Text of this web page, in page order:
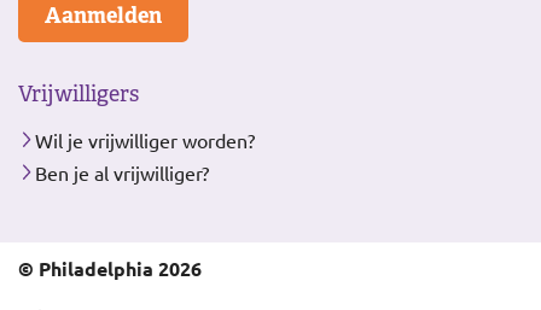
Aanmelden
Vrijwilligers
Wil je vrijwilliger worden?
Ben je al vrijwilliger?
© Philadelphia 2026